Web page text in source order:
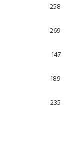
258
269
147
189
235